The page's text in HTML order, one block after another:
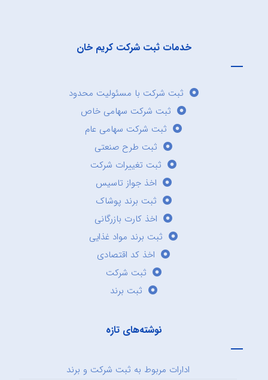
خدمات ثبت شرکت کریم خان
ثبت شرکت با مسئولیت محدود
ثبت شرکت سهامی خاص
ثبت شرکت سهامی عام
ثبت طرح صنعتی
ثبت تغییرات شرکت
اخذ جواز تاسیس
ثبت برند پوشاک
اخذ کارت بازرگانی
ثبت برند مواد غذایی
اخذ کد اقتصادی
ثبت شرکت
ثبت برند
نوشته‌های تازه
ادارات مربوط به ثبت شرکت و برند